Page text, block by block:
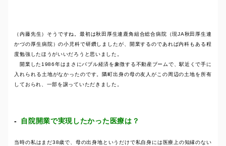
（内藤先生）そうですね。最初は秋田厚生連鹿角組合総合病院（現JA秋田厚生連
かづの厚生病院）の小児科で研鑽しましたが、開業するのであれば内科もある程
度勉強したほうがいいだろうと思いました。
開業した1986年はまさにバブル経済を象徴する不動産ブームで、駅近くで手に
入れられる土地がなかったのです。隣町出身の母の友人がこの周辺の土地を所有
しておられ、一部を譲っていただきました。
自院開業で実現したかった医療は？
当時の私はまだ38歳で、母の出身地というだけで私自身には医療上の知縁のない